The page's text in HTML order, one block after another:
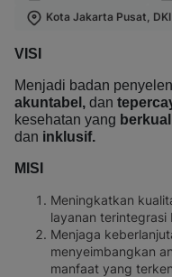
Kota Jakarta Pusat,
VISI
Menjadi badan
akuntabel, dan
kesehatan yang
dan inklusif.
MISI
Meningkatkan
layanan terintegrasi
Menjaga
menyeimbangkan
manfaat yang